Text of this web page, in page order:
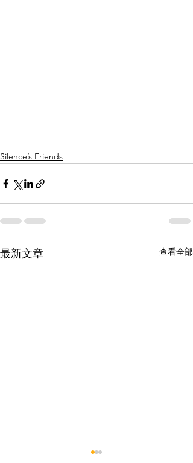
Silence’s Friends
最新文章 查看全部